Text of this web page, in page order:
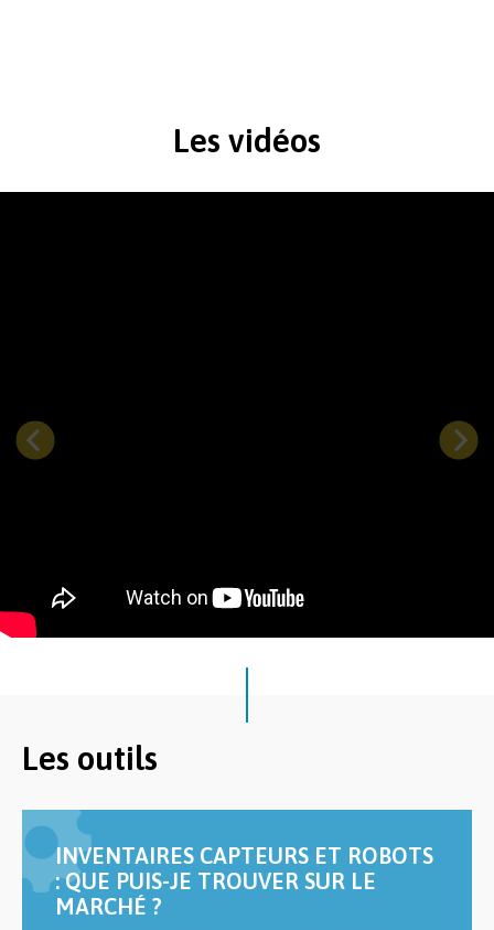
Les vidéos
Les outils
INVENTAIRES CAPTEURS ET ROBOTS
: QUE PUIS-JE TROUVER SUR LE
MARCHÉ ?